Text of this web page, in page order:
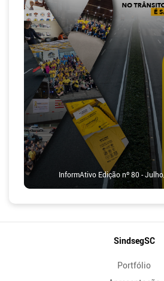
InformAtivo Edição nº 80 -
SindsegSC
Portfólio